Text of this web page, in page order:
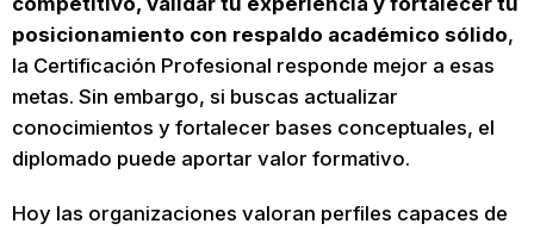
posicionamiento con respaldo académico sólido,
la Certificación Profesional responde mejor a esas
metas. Sin embargo, si buscas actualizar
conocimientos y fortalecer bases conceptuales, el
diplomado puede aportar valor formativo.
Hoy las organizaciones valoran perfiles capaces de